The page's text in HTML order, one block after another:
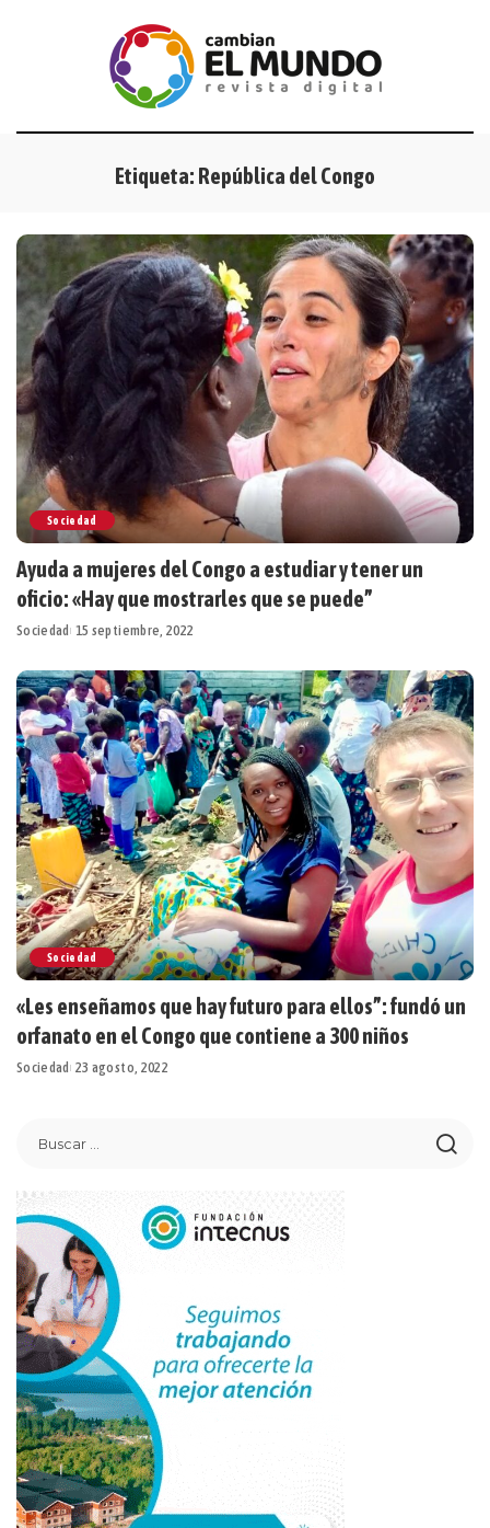
Etiqueta: República del Congo
Sociedad
Ayuda a mujeres del Congo a estudiar y tener un
oficio: «Hay que mostrarles que se puede”
Sociedad 15 septiembre, 2022
Sociedad
«Les enseñamos que hay futuro para ellos”: fundó un
orfanato en el Congo que contiene a 300 niños
Sociedad 23 agosto, 2022